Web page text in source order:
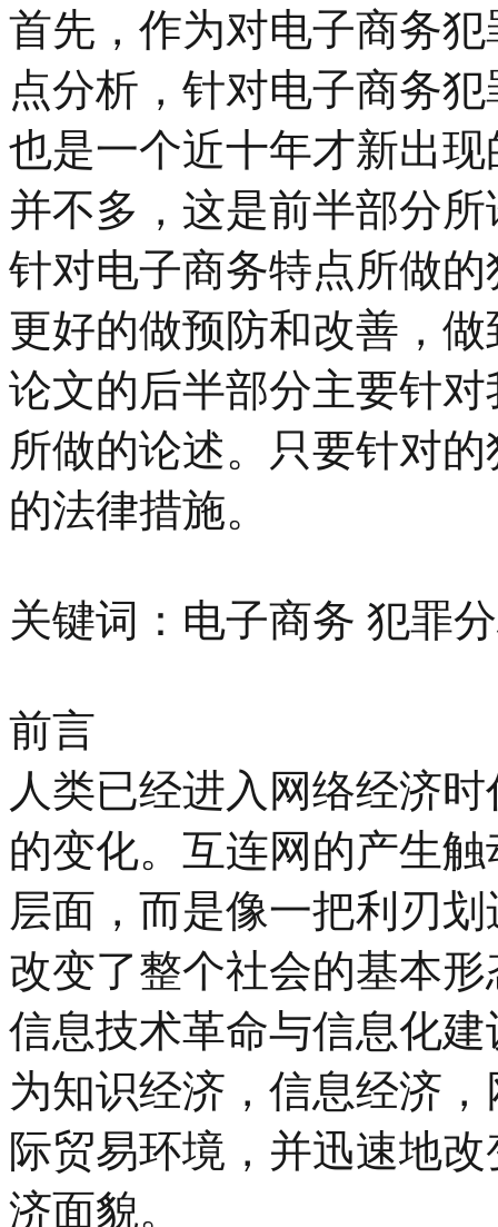
首先，作为对电子商务
点分析，针对电子商务
也是一个近十年才新出
并不多，这是前半部分
针对电子商务特点所做
更好的做预防和改善，
论文的后半部分主要针
所做的论述。只要针对
的法律措施。
关键词：电子商务 犯罪
前言
人类已经进入网络经济
的变化。互连网的产生
层面，而是像一把利刃
改变了整个社会的基本形
信息技术革命与信息化
为知识经济，信息经济
际贸易环境，并迅速地
济面貌。